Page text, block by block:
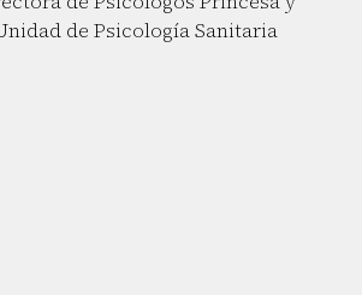
de Psicología Sanitaria